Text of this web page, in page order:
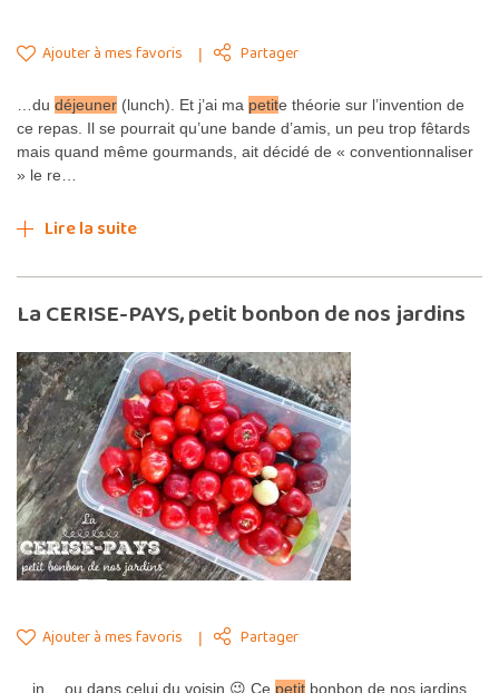
Ajouter à mes favoris Partager
…du déjeuner (lunch). Et j’ai ma petite théorie sur l’invention de
ce repas. Il se pourrait qu’une bande d’amis, un peu trop fêtards
mais quand même gourmands, ait décidé de « conventionnaliser
» le re…
Lire la suite
La CERISE-PAYS, petit bonbon de nos jardins
Ajouter à mes favoris Partager
…in… ou dans celui du voisin 😉 Ce petit bonbon de nos jardins